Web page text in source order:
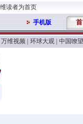
读者为首页
手机版 首
万维视频 环球大观 中国嘹望